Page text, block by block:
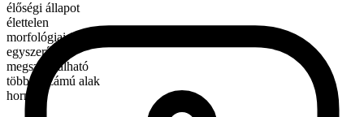
élőségi állapot
élettelen
morfológiai összetétel
egyszerű
megszámlálható
többes számú alak
horns